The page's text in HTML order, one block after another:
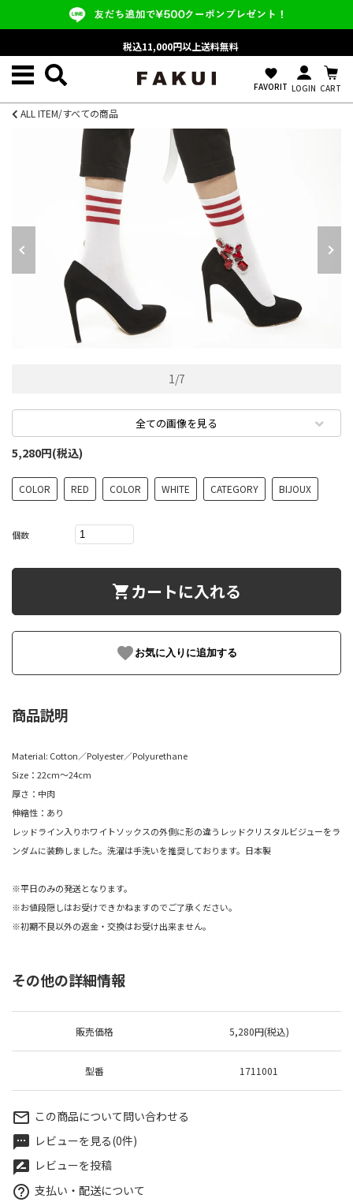
税込11,000円以上送料無料
favorite
FAVORIT LOGIN CART
ALL ITEM/すべての商品
1/7
全ての画像を見る
5,280円(税込)
COLOR RED COLOR WHITE CATEGORY BIJOUX
個数
shopping_cart カートに入れる
favorite お気に入りに追加する
商品説明
Material: Cotton／Polyester／Polyurethane
Size：22cm～24cm
厚さ：中肉
伸縮性：あり
レッドライン入りホワイトソックスの外側に形の違うレッドクリスタルビジューをラ
ンダムに装飾しました。洗濯は手洗いを推奨しております。日本製
※平日のみの発送となります。
※お値段隠しはお受けできかねますのでご了承ください。
※初期不良以外の返金・交換はお受け出来ません。
その他の詳細情報
販売価格 5,280円(税込)
型番 1711001
mail_outline この商品について問い合わせる
textsms レビューを見る(0件)
rate_review レビューを投稿
help_outline 支払い・配送について